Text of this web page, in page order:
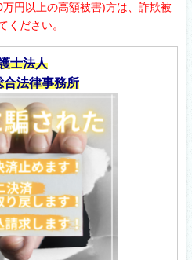
円以上の高額被害)方は、詐欺被
ください。
士法人
合法律事務所